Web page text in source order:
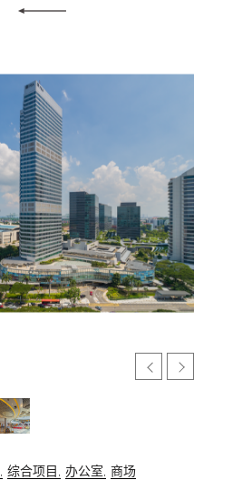
综合项目, 办公室, 商场